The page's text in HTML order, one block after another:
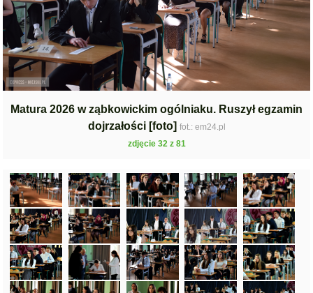
Matura 2026 w ząbkowickim ogólniaku. Ruszył egzamin
dojrzałości [foto] fot.: em24.pl
zdjęcie 32 z 81